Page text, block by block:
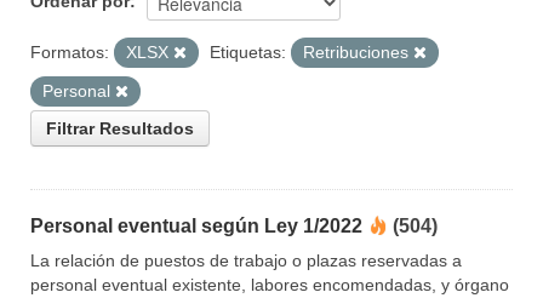
Formatos: XLSX Etiquetas:
Retribuciones
Personal
Filtrar Resultados
Personal eventual según Ley 1/2022 (504)
La relación de puestos de trabajo o plazas reservadas a
personal eventual existente, labores encomendadas, y órgano